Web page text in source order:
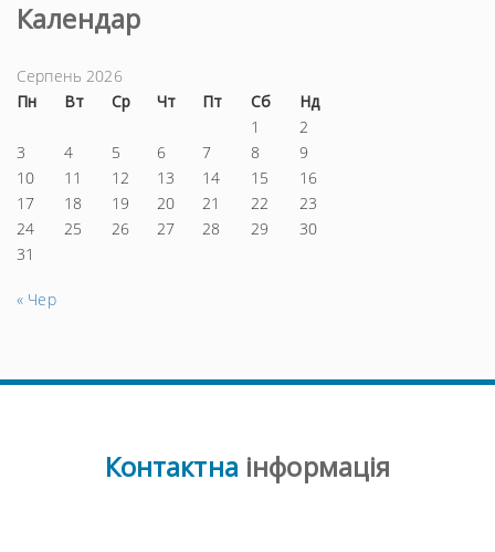
Календар
Серпень 2026
Пн
Вт Ср Чт Пт Сб
Нд
1
2
3
4 5 6 7 8
9
10
11 12 13 14 15
16
17
18 19 20 21 22
23
24
25 26 27 28 29
30
31
« Чер
Контактна інформація